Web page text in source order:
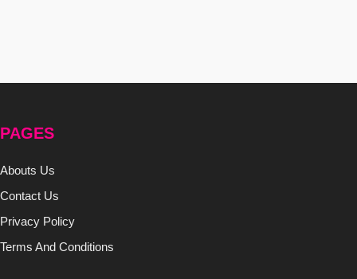
PAGES
Abouts Us
Contact Us
Privacy Policy
Terms And Conditions